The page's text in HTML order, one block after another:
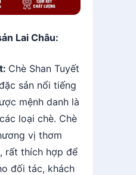
Lai Châu:
Chè Shan Tuyết
sản nổi tiếng
mệnh danh là
loại chè. Chè
vị thơm
rất thích hợp để
đối tác, khách